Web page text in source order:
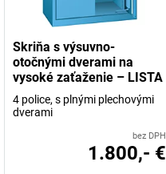
Skriňa s výsuvno-
otočnými dverami na
vysoké zaťaženie – LISTA
4 police, s plnými plechovými
dverami
bez DPH
1.800,- €